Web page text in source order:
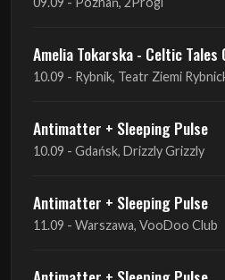
Antimatter + Sleeping Pulse
Antimatter + Sleeping Pulse
11.09 - Warszawa, VooDoo Club
Antimatter + Sleeping Pulse
12.09 - Kraków, Hype Park
Amelia Tokarska - Celtic Tales